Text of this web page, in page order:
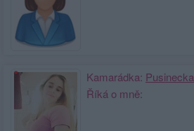
Kamarádka: Pusinecka
Říká o mně: